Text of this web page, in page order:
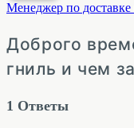
Менеджер по
Доброго
гниль и чем
1 Ответы